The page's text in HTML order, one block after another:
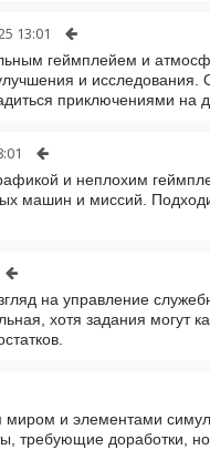
13:01
геймплейем и
и
приключениями на
и неплохим
машин и миссий.
на управление
хотя задания могут
и элементами
требующие доработки,